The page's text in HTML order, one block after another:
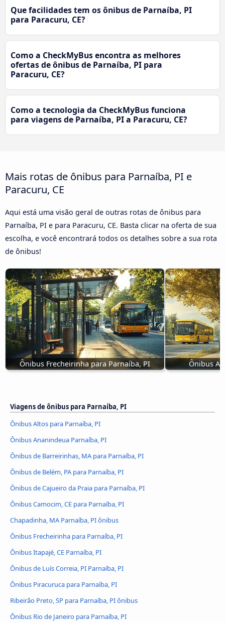
Que facilidades tem os ônibus de Parnaíba, PI
para Paracuru, CE?
Como a CheckMyBus encontra as melhores
ofertas de ônibus de Parnaíba, PI para
Paracuru, CE?
Como a tecnologia da CheckMyBus funciona
para viagens de Parnaíba, PI a Paracuru, CE?
Mais rotas de ônibus para Parnaíba, PI e
Paracuru, CE
Aqui está uma visão geral de outras rotas de ônibus para
Parnaíba, PI e para Paracuru, CE. Basta clicar na oferta de sua
escolha, e você encontrará todos os detalhes sobre a sua rota
de ônibus!
Ônibus Frecheirinha para Parnaíba, PI Ônibus
Viagens de ônibus para Parnaíba, PI
Ônibus Altos para Parnaíba, PI
Ônibus Ananindeua Parnaíba, PI
Ônibus de Barreirinhas, MA para Parnaíba, PI
Ônibus de Belém, PA para Parnaíba, PI
Ônibus de Cajueiro da Praia para Parnaíba, PI
Ônibus Camocim, CE para Parnaíba, PI
Chapadinha, MA Parnaíba, PI ônibus
Ônibus Frecheirinha para Parnaíba, PI
Ônibus Itapajé, CE Parnaíba, PI
Ônibus de Luís Correia, PI Parnaíba, PI
Ônibus Piracuruca para Parnaíba, PI
Ribeirão Preto, SP para Parnaíba, PI ônibus
Ônibus Rio de Janeiro para Parnaíba, PI